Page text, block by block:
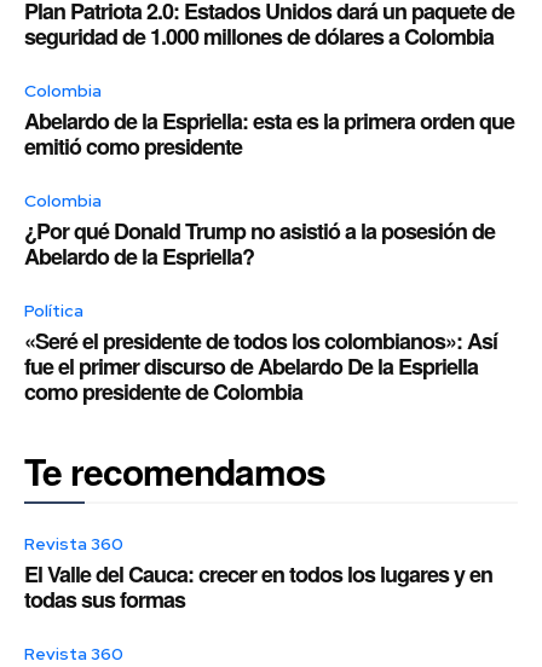
Plan Patriota 2.0: Estados Unidos dará un paquete de
seguridad de 1.000 millones de dólares a Colombia
Colombia
Abelardo de la Espriella: esta es la primera orden que
emitió como presidente
Colombia
¿Por qué Donald Trump no asistió a la posesión de
Abelardo de la Espriella?
Política
«Seré el presidente de todos los colombianos»: Así
fue el primer discurso de Abelardo De la Espriella
como presidente de Colombia
Te recomendamos
Revista 360
El Valle del Cauca: crecer en todos los lugares y en
todas sus formas
Revista 360